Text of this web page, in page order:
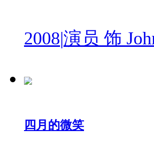
2008|演员 饰
四月的微笑